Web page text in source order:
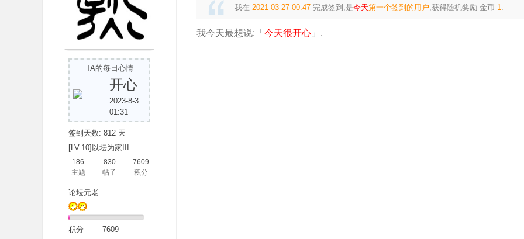
TA的每日心情
开心
2023-8-3
01:31
签到天数: 812 天
[LV.10]以坛为家III
186
主题
830
帖子
7609
积分
论坛元老
积分 7609
我在 2021-03-27 00:47 完成签到,是今天第一个签到的用户,获得随机奖励 金币 1.
我今天最想说:「 今天很开心 」.